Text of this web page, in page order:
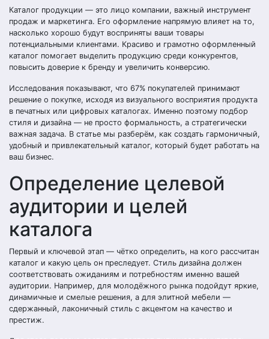
Каталог продукции — это лицо компании, важный инструмент
продаж и маркетинга. Его оформление напрямую влияет на то,
насколько хорошо будут восприняты ваши товары
потенциальными клиентами. Красиво и грамотно оформленный
каталог помогает выделить продукцию среди конкурентов,
повысить доверие к бренду и увеличить конверсию.
Исследования показывают, что 67% покупателей принимают
решение о покупке, исходя из визуального восприятия продукта
в печатных или цифровых каталогах. Именно поэтому подбор
стиля и дизайна — не просто формальность, а стратегически
важная задача. В статье мы разберём, как создать гармоничный,
удобный и привлекательный каталог, который будет работать на
ваш бизнес.
Определение целевой
аудитории и целей
каталога
Первый и ключевой этап — чётко определить, на кого рассчитан
каталог и какую цель он преследует. Стиль дизайна должен
соответствовать ожиданиям и потребностям именно вашей
аудитории. Например, для молодёжного рынка подойдут яркие,
динамичные и смелые решения, а для элитной мебели —
сдержанный, лаконичный стиль с акцентом на качество и
престиж.